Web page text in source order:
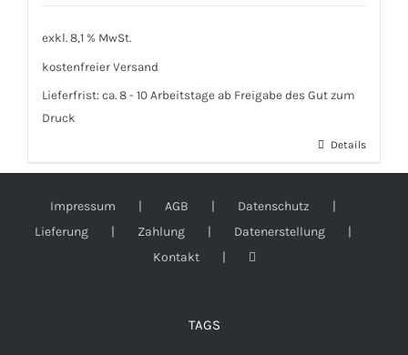
exkl. 8,1 % MwSt.
kostenfreier Versand
Lieferfrist: ca. 8 - 10 Arbeitstage ab Freigabe des Gut zum
Druck
Details
Impressum AGB
Datenschutz
Lieferung
Zahlung
Datenerstellung
Kontakt
TAGS